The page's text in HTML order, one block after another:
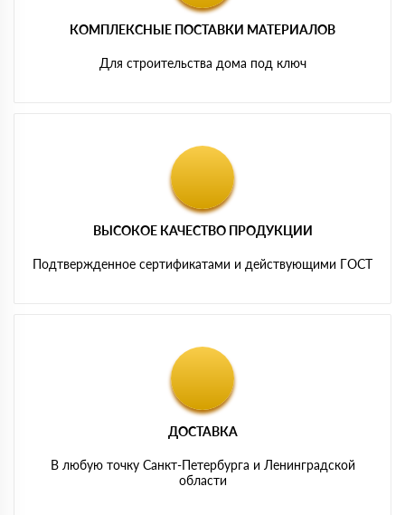
КОМПЛЕКСНЫЕ ПОСТАВКИ МАТЕРИАЛОВ
Для строительства дома под ключ
ВЫСОКОЕ КАЧЕСТВО ПРОДУКЦИИ
Подтвержденное сертификатами и действующими ГОСТ
ДОСТАВКА
В любую точку Санкт-Петербурга и Ленинградской
области